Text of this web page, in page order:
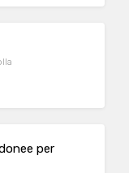
per